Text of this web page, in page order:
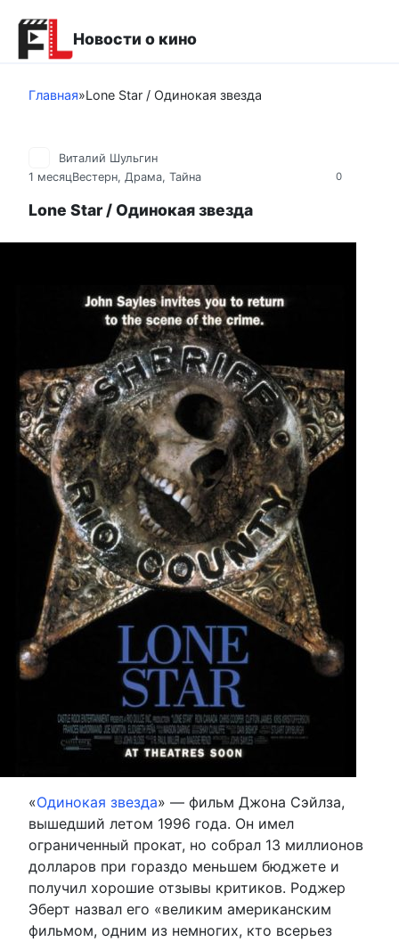
контенту
Новости о кино
Главная»Lone Star / Одинокая звезда
0
Виталий Шульгин
1 месяцВестерн, Драма, Тайна
Lone Star / Одинокая звезда
«Одинокая звезда» — фильм Джона Сэйлза,
вышедший летом 1996 года. Он имел
ограниченный прокат, но собрал 13 миллионов
долларов при гораздо меньшем бюджете и
получил хорошие отзывы критиков. Роджер
Эберт назвал его «великим американским
фильмом, одним из немногих, кто всерьез